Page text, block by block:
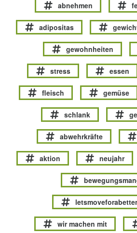
abnehmen
adipositas
gewohnheiten
stress essen
fleisch gemüse
schlank
abwehrkräfte
aktion neujahr
wir machen mit